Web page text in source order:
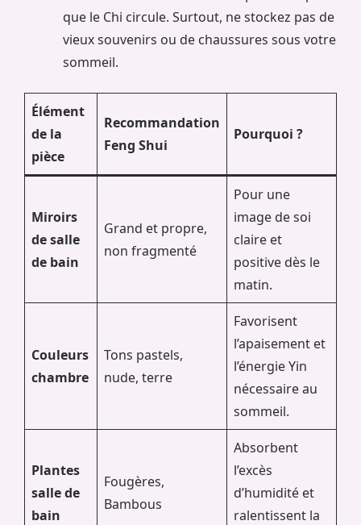
que le Chi circule. Surtout, ne stockez pas de
vieux souvenirs ou de chaussures sous votre
sommeil.
Élément
de la
pièce
Recommandation
Feng Shui
Pourquoi ?
Miroirs
de salle
de bain
Grand et propre,
non fragmenté
Pour une
image de soi
claire et
positive dès le
matin.
Couleurs
chambre
Tons pastels,
nude, terre
Favorisent
l’apaisement et
l’énergie Yin
nécessaire au
sommeil.
Plantes
salle de
bain
Fougères,
Bambous
Absorbent
l’excès
d’humidité et
ralentissent la